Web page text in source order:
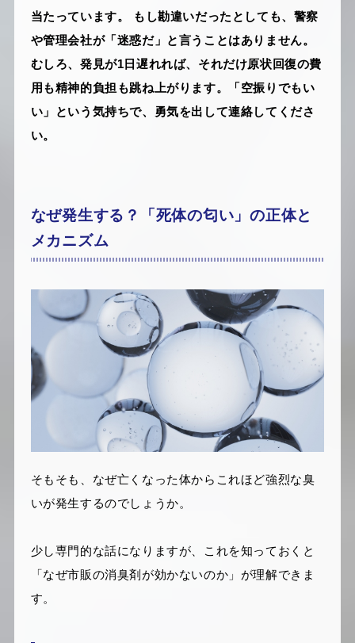
当たっています。 もし勘違いだったとしても、警察
や管理会社が「迷惑だ」と言うことはありません。
むしろ、発見が1日遅れれば、それだけ原状回復の費
用も精神的負担も跳ね上がります。「空振りでもい
い」という気持ちで、勇気を出して連絡してくださ
い。
なぜ発生する？「死体の匂い」の正体と
メカニズム
そもそも、なぜ亡くなった体からこれほど強烈な臭
いが発生するのでしょうか。
少し専門的な話になりますが、これを知っておくと
「なぜ市販の消臭剤が効かないのか」が理解できま
す。